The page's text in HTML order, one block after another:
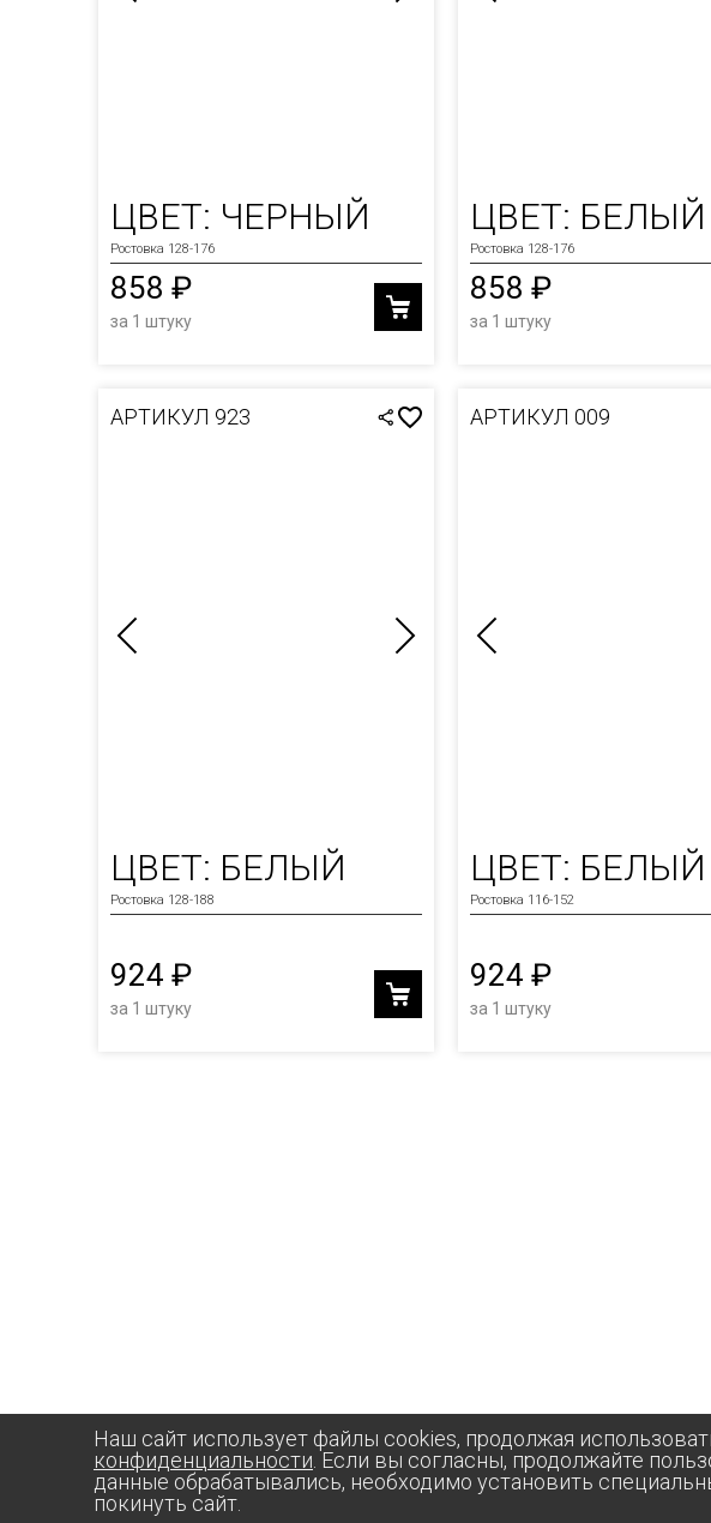
ЦВЕТ: ЧЕРНЫЙ
Ростовка 128-176
858 ₽
за 1 штуку
ЦВЕТ: БЕЛЫЙ
Ростовка 128-176
858 ₽
за 1 штуку
АРТИКУЛ 923
ЦВЕТ: БЕЛЫЙ
Ростовка 128-188
924 ₽
за 1 штуку
АРТИКУЛ 009
ЦВЕТ: БЕЛЫЙ
Ростовка 116-152
924 ₽
за 1 штуку
Наш сайт использует файлы cookies, продолжая
конфиденциальности . Если вы согласны, продолжайте
данные обрабатывались, необходимо установить
покинуть сайт.